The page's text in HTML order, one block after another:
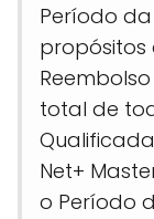
Período
propósitos
total de
Net+
o Período